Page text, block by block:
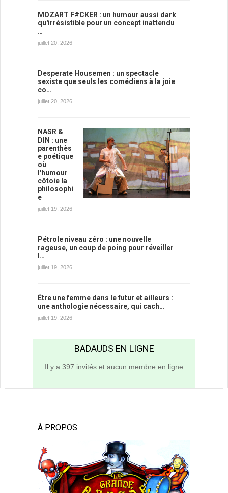
MOZART F#CKER : un humour aussi dark
qu'irrésistible pour un concept inattendu
…
juillet 20, 2026
Desperate Housemen : un spectacle
sexiste que seuls les comédiens à la joie
co…
juillet 20, 2026
NASR &
DIN : une
parenthès
e poétique
où
l'humour
côtoie la
philosophi
e
juillet 19, 2026
Pétrole niveau zéro : une nouvelle
rageuse, un coup de poing pour réveiller
l…
juillet 19, 2026
Être une femme dans le futur et ailleurs :
une anthologie nécessaire, qui cach…
juillet 19, 2026
BADAUDS EN LIGNE
Il y a 397 invités et aucun membre en ligne
À PROPOS